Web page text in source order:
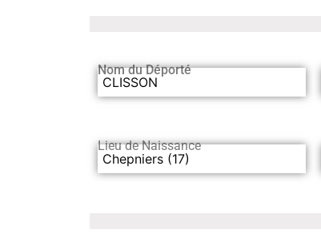
Nom du Déporté
CLISSON
Lieu de Naissance
Chepniers (17)